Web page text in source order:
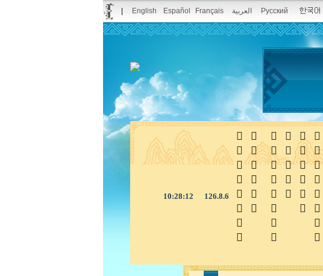
English Español Français العربية Русский
10:28:13 126.8.6 
 


